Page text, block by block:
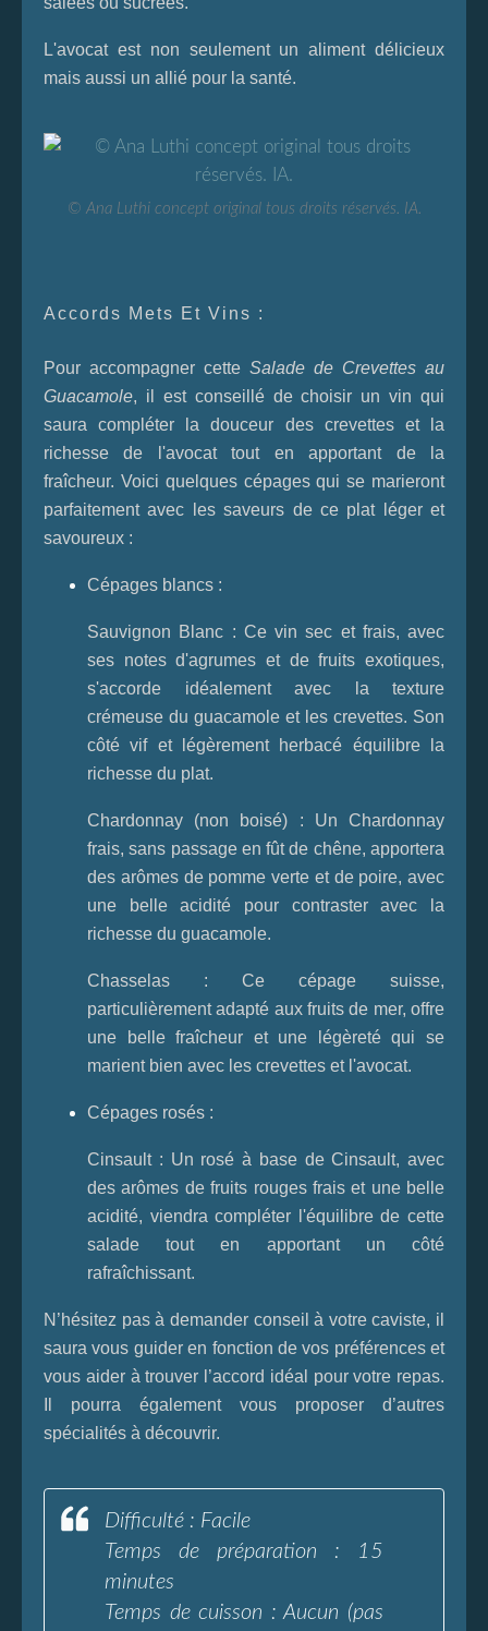
L'avocat est non seulement un aliment délicieux
mais aussi un allié pour la santé.
© Ana Luthi concept original tous droits réservés. IA.
Accords Mets Et Vins :
Pour accompagner cette Salade de Crevettes au
Guacamole, il est conseillé de choisir un vin qui
saura compléter la douceur des crevettes et la
richesse de l'avocat tout en apportant de la
fraîcheur. Voici quelques cépages qui se marieront
parfaitement avec les saveurs de ce plat léger et
savoureux :
Cépages blancs :
Sauvignon Blanc : Ce vin sec et frais, avec
ses notes d'agrumes et de fruits exotiques,
s'accorde idéalement avec la texture
crémeuse du guacamole et les crevettes. Son
côté vif et légèrement herbacé équilibre la
richesse du plat.
Chardonnay (non boisé) : Un Chardonnay
frais, sans passage en fût de chêne, apportera
des arômes de pomme verte et de poire, avec
une belle acidité pour contraster avec la
richesse du guacamole.
Chasselas : Ce cépage suisse,
particulièrement adapté aux fruits de mer, offre
une belle fraîcheur et une légèreté qui se
marient bien avec les crevettes et l'avocat.
Cépages rosés :
Cinsault : Un rosé à base de Cinsault, avec
des arômes de fruits rouges frais et une belle
acidité, viendra compléter l'équilibre de cette
salade tout en apportant un côté
rafraîchissant.
N’hésitez pas à demander conseil à votre caviste, il
saura vous guider en fonction de vos préférences et
vous aider à trouver l’accord idéal pour votre repas.
Il pourra également vous proposer d’autres
spécialités à découvrir.
Difficulté : Facile
Temps de préparation : 15
minutes
Temps de cuisson : Aucun (pas